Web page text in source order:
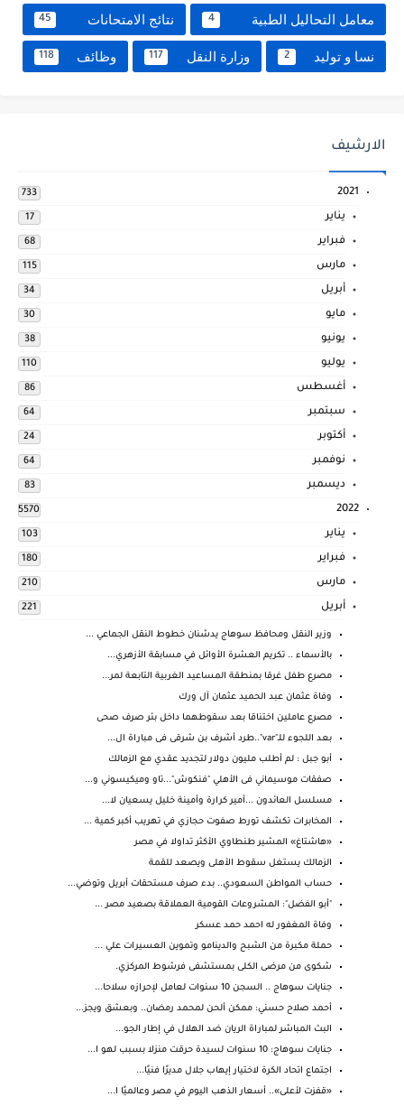
معامل التحاليل الطبية 4 نتائج الامتحانات 45
نسا و توليد 2 وزارة النقل 117 وظائف 118
الارشيف
2021
733
يناير 17
فبراير 68
مارس 115
أبريل 34
مايو 30
يونيو 38
يوليو 110
أغسطس 86
سبتمبر 64
أكتوبر 24
نوفمبر 64
ديسمبر 83
2022
5570
يناير 103
فبراير 180
مارس 210
أبريل 221
وزير النقل ومحافظ سوهاج يدشنان خطوط النقل الجماعي ...
بالأسماء .. تكريم العشرة الأوائل في مسابقة الأزهري...
مصرع طفل غرقا بمنطقة المساعيد الغربية التابعة لمر...
وفاة عثمان عبد الحميد عثمان آل ورك
مصرع عاملين اختناقا بعد سقوطهما داخل بئر صرف صحى
بعد اللجوء للـ"var"..طرد أشرف بن شرقى فى مباراة ال...
أبو جبل : لم أطلب مليون دولار لتجديد عقدي مع الزمالك
صفقات موسيماني فى الأهلي "فنكوش"...تاو وميكيسوني و...
مسلسل العائدون ...أمير كرارة وأمينة خليل يسعيان لا...
المخابرات تكشف تورط صفوت حجازي في تهريب أكبر كمية ...
«هاشتاغ» المشير طنطاوي الأكثر تداولا في مصر
الزمالك يستغل سقوط الأهلى ويصعد للقمة
حساب المواطن السعودي.. بدء صرف مستحقات أبريل وتوضي...
"أبو الفضل": المشروعات القومية العملاقة بصعيد مصر ...
وفاة المغفور له احمد حمد عسكر
حملة مكبرة من الشبح والدينامو وتموين العسيرات علي ...
شكوى من مرضى الكلى بمستشفى فرشوط المركزي.
جنايات سوهاج .. السجن 10 سنوات لعامل لإحرازه سلاحا...
أحمد صلاح حسني: ممكن ألحن لمحمد رمضان.. وبعشق ويجز...
البث المباشر لمباراة الريان ضد الهلال في إطار الجو...
جنايات سوهاج: 10 سنوات لسيدة حرقت منزلا بسبب لهو ا...
اجتماع اتحاد الكرة لاختيار إيهاب جلال مديرًا فنيًا...
«قفزت لأعلى».. أسعار الذهب اليوم في مصر وعالميًا ا...